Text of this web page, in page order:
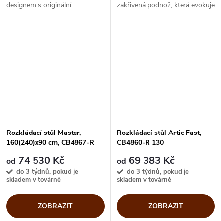
designem s originální
skořepinou potažená
zakřivená podnož, která evokuje
představu baletky na špičkách.
Rozkládací stůl Master,
160(240)x90 cm, CB4867-R
od 74 530 Kč
do 3 týdnů, pokud je
skladem v továrně
ZOBRAZIT
Rozkládací stůl Artic Fast,
CB4860-R 130
od 69 383 Kč
do 3 týdnů, pokud je
skladem v továrně
ZOBRAZIT